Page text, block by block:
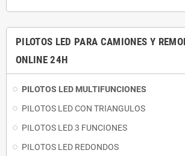
PILOTOS LED PARA CAMIONES Y
ONLINE 24H
PILOTOS LED MULTIFUNCIONES
PILOTOS LED CON TRIANGULOS
PILOTOS LED 3 FUNCIONES
PILOTOS LED REDONDOS